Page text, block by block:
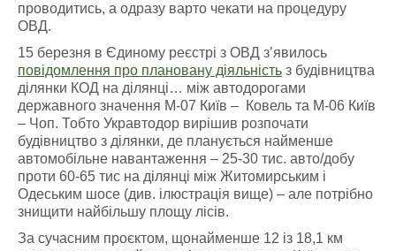
проводитись, а одразу варто чекати на процедуру
ОВД.
15 березня в Єдиному реєстрі з ОВД з’явилось
повідомлення про плановану діяльність з будівництва
ділянки КОД на ділянці… між автодорогами
державного значення М-07 Київ – Ковель та М-06 Київ
– Чоп. Тобто Укравтодор вирішив розпочати
будівництво з ділянки, де планується найменше
автомобільне навантаження – 25-30 тис. авто/добу
проти 60-65 тис на ділянці між Житомирським і
Одеським шосе (див. ілюстрація вище) – але потрібно
знищити найбільшу площу лісів.
За сучасним проєктом, щонайменше 12 із 18,1 км